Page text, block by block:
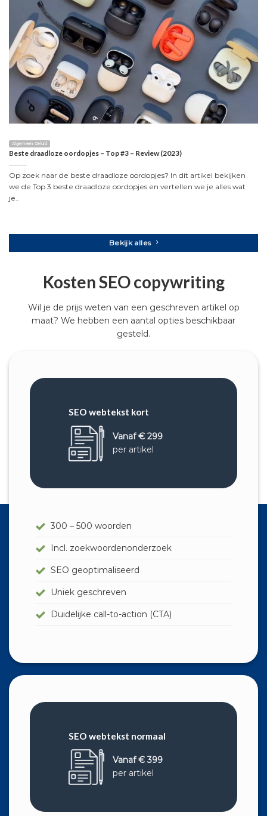
Algemeen Geluid
Beste draadloze oordopjes – Top #3 – Review (2023)
Op zoek naar de beste draadloze oordopjes? In dit artikel bekijken
we de Top 3 beste draadloze oordopjes en vertellen we je alles wat
je..
Bekijk alles
Kosten SEO copywriting
Wil je de prijs weten van een geschreven artikel op
maat? We hebben een aantal opties beschikbaar
gesteld.
SEO webtekst kort
Vanaf € 299
per artikel
300 – 500 woorden
Incl. zoekwoordenonderzoek
SEO geoptimaliseerd
Uniek geschreven
Duidelijke call-to-action (CTA)
SEO webtekst normaal
Vanaf € 399
per artikel